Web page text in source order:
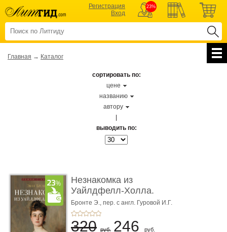
Регистрация
Вход
23%
Главная → Каталог
сортировать по:
цене
названию
автору
выводить по:
Незнакомка из
Уайлдфелл-Холла.
Роман (Серия «Р� ...
Бронте Э., пер. с англ. Гуровой И.Г.
320 руб. 246 руб.